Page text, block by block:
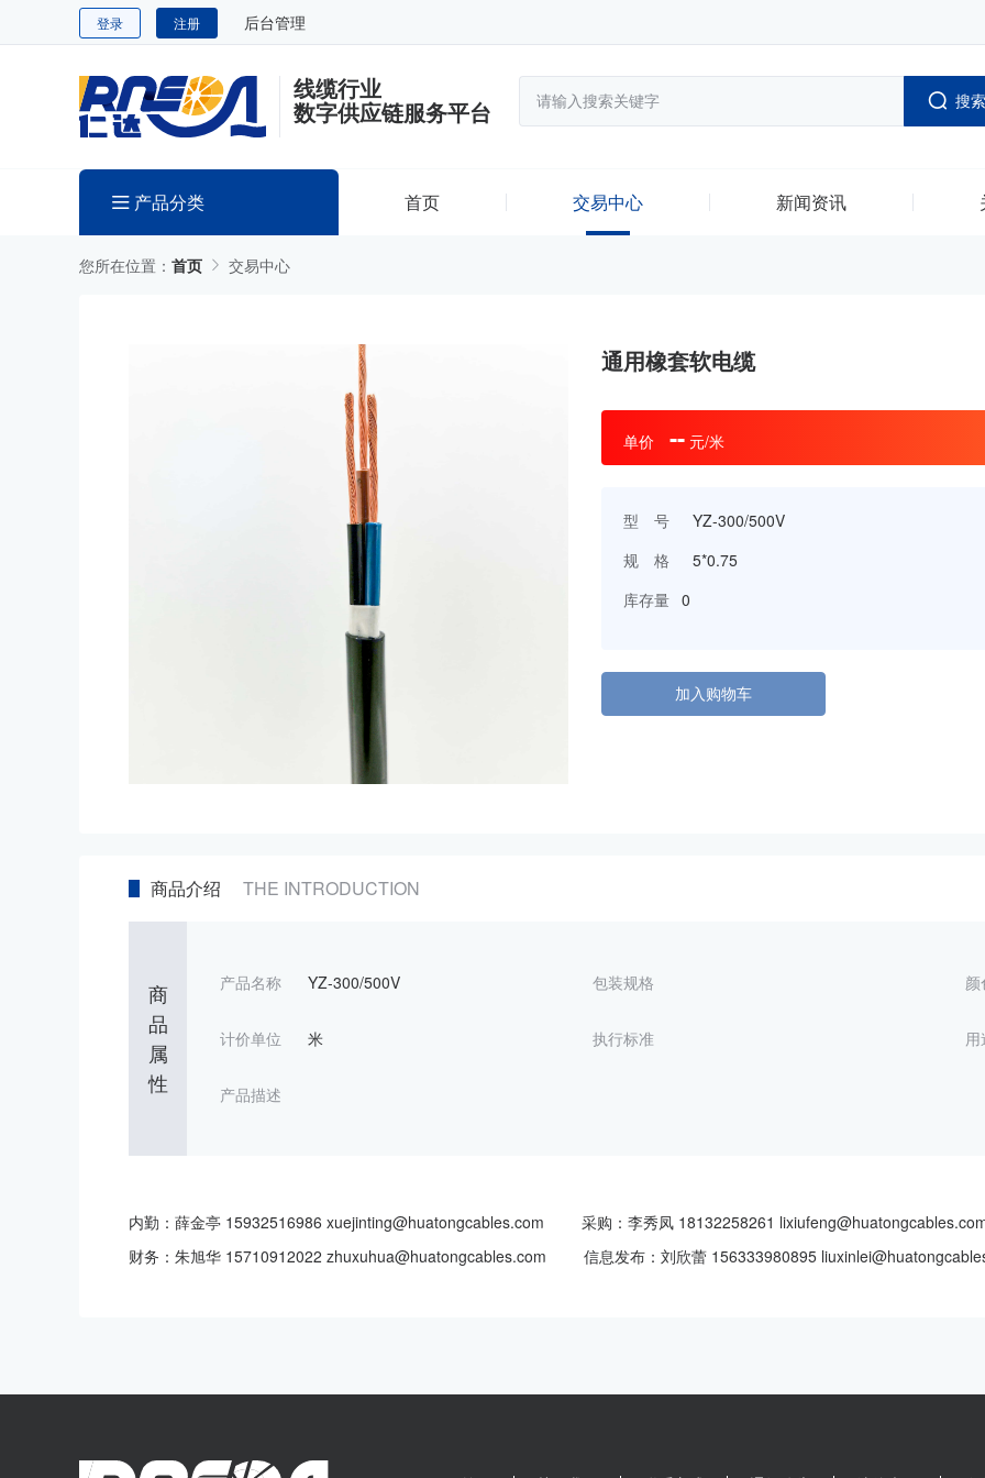
登录 注册 后台管理
线缆行业
数字供应链服务平台 搜索
产品分类 首页 交易中心 新闻资讯
您所在位置： 首页 交易中心
通用橡套软电缆
单价 -- 元/米
型 号
YZ-300/500V
规 格
5*0.75
库存量 0
加入购物车
商品介绍 THE INTRODUCTION
商
品
属
性
产品名称 YZ-300/500V 包装规格 颜
计价单位 米 执行标准
产品描述
内勤：薛金亭 15932516986 xuejinting@huatongcables.com
采购：李秀凤 18132258261
财务：朱旭华 15710912022 zhuxuhua@huatongcables.com
信息发布：刘欣蕾 156333980895